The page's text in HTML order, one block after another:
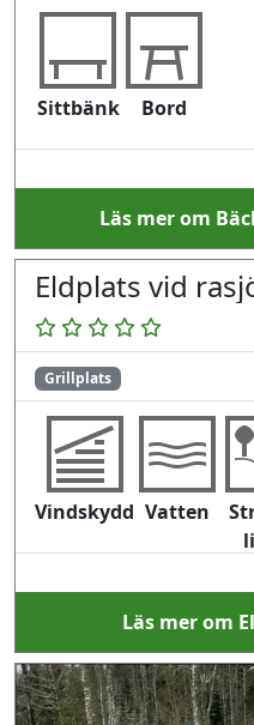
Sittbänk Bord
Läs mer om
Eldplats vid
Grillplats
Vindskydd Vatten
Läs mer om